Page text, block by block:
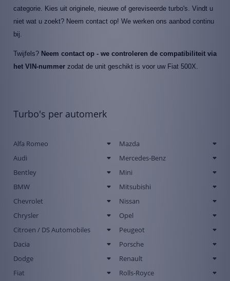
categorie. Kies uit originele, nieuwe of gereviseerde turbo's. Vindt u
niet wat u zoekt? Neem contact op! We werken ons aanbod continu
bij.
Twijfels? Neem contact op - we controleren de compatibiliteit via
het VIN-nummer zodat de unit geschikt is voor uw Fiat 500X.
Turbo's per automerk
Alfa Romeo
Audi
Bentley
BMW
Chevrolet
Chrysler
Citroen / DS Automobiles
Dacia
Dodge
Fiat
Mazda
Mercedes-Benz
Mini
Mitsubishi
Nissan
Opel
Peugeot
Porsche
Renault
Rolls-Royce